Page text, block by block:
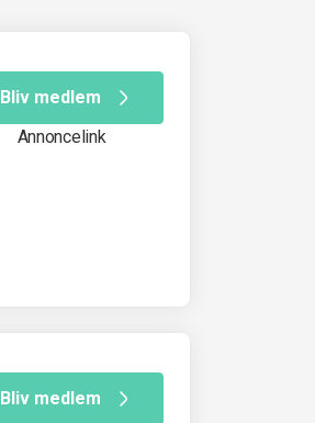
Bliv medlem
Annoncelink
Bliv medlem